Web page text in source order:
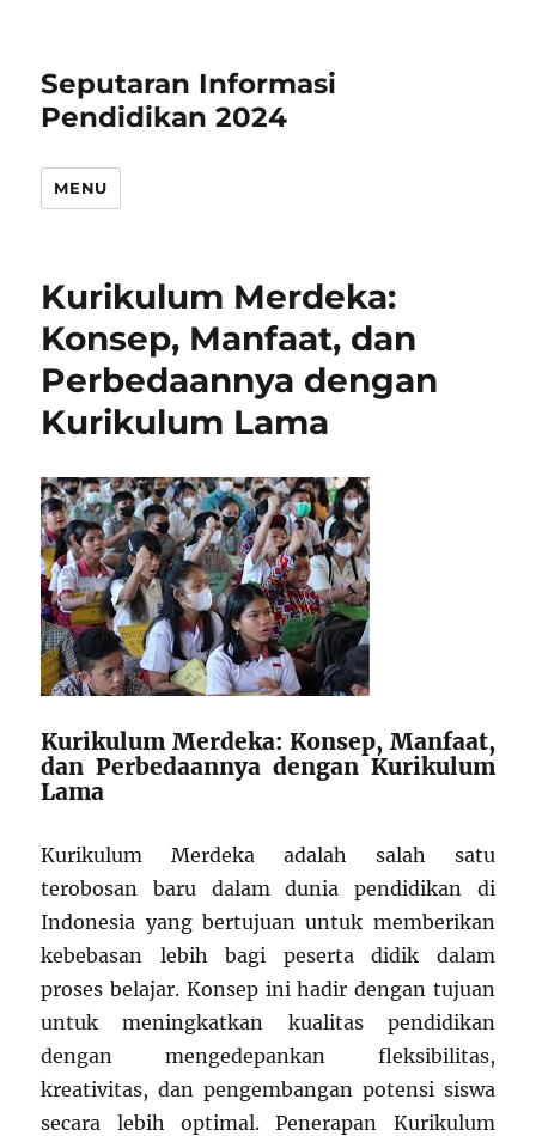
Seputaran Informasi
Pendidikan 2024
MENU
Kurikulum Merdeka:
Konsep, Manfaat, dan
Perbedaannya dengan
Kurikulum Lama
Kurikulum Merdeka: Konsep, Manfaat,
dan Perbedaannya dengan Kurikulum
Lama
Kurikulum Merdeka adalah salah satu
terobosan baru dalam dunia pendidikan di
Indonesia yang bertujuan untuk memberikan
kebebasan lebih bagi peserta didik dalam
proses belajar. Konsep ini hadir dengan tujuan
untuk meningkatkan kualitas pendidikan
dengan mengedepankan fleksibilitas,
kreativitas, dan pengembangan potensi siswa
secara lebih optimal. Penerapan Kurikulum